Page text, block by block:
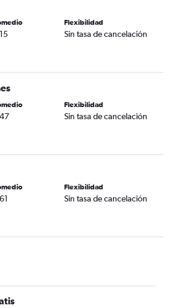
Flexibilidad
Sin tasa de cancelación
Flexibilidad
Sin tasa de cancelación
Flexibilidad
Sin tasa de cancelación